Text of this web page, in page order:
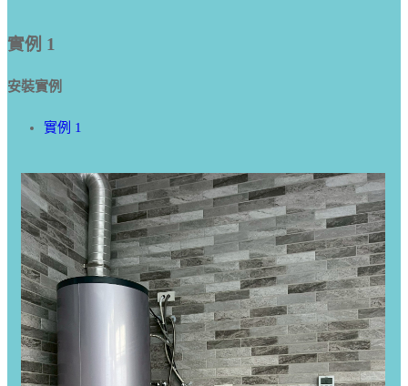
實例 1
安裝實例
實例 1